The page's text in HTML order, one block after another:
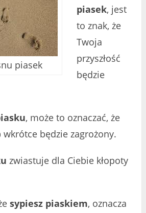
piasek
piasek, jest
to znak, że
Twoja
przyszłość
będzie
, może to oznaczać, że
będzie zagrożony.
zwiastuje dla Ciebie kłopoty
sypiesz piaskiem, oznacza